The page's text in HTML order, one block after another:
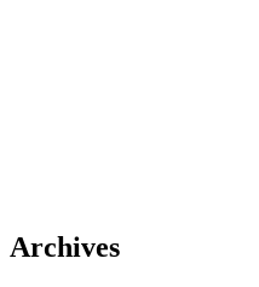
Archives